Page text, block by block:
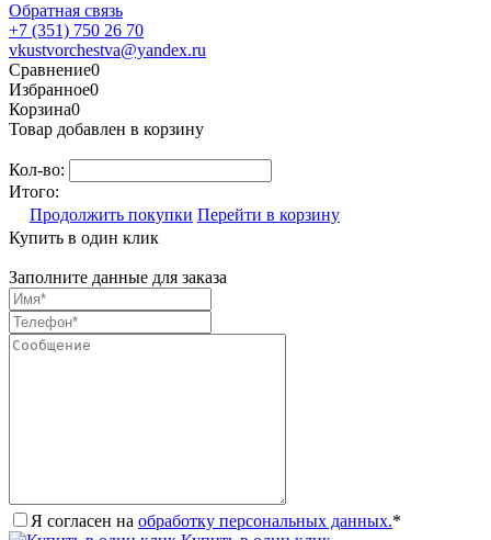
Обратная связь
+7 (351) 750 26 70
vkustvorchestva@yandex.ru
Сравнение0
Избранное0
Корзина0
Товар добавлен в корзину
Кол-во:
Итого:
Продолжить покупки Перейти в корзину
Купить в один клик
Заполните данные для заказа
Я согласен на обработку персональных данных.*